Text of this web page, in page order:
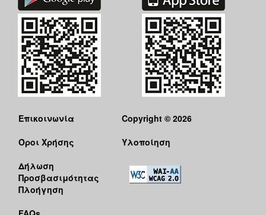
Επικοινωνία
Όροι Χρήσης
Δήλωση
Προσβασιμότητας
Πλοήγηση
Copyright © 2026
Υλοποίηση